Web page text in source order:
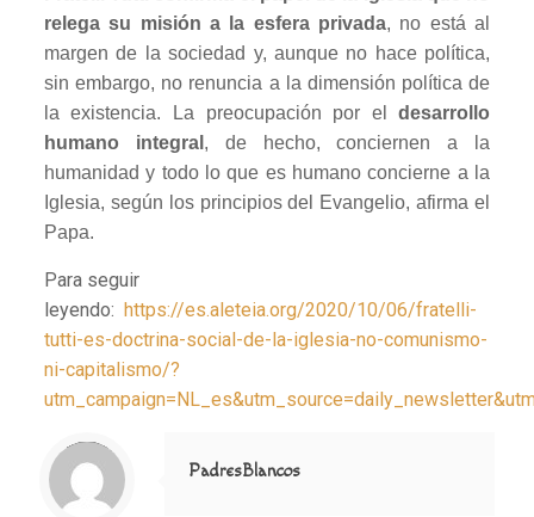
relega su misión a la esfera privada, no está al
margen de la sociedad y, aunque no hace política,
sin embargo, no renuncia a la dimensión política de
la existencia. La preocupación por eldesarrollo
humano integral , de hecho, conciernen a la
humanidad y todo lo que es humano concierne a la
Iglesia, según los principios del Evangelio, afirma el
Papa.
Para seguir
leyendo: https://es.aleteia.org/2020/10/06/fratelli-
tutti-es-doctrina-social-de-la-iglesia-no-comunismo-
ni-capitalismo/?
Notice
: Trying to access array offset on value of type null in
/home/misioner/public_html/padresblancos/themes/betheme/includes/content-single.php
on line
286
PadresBlancos